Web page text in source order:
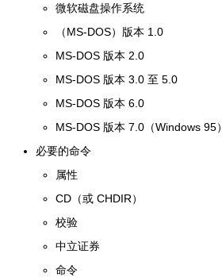
微软磁盘操作系统
（MS-DOS）版本 1.0
MS-DOS 版本 2.0
MS-DOS 版本 3.0 至 5.0
MS-DOS 版本 6.0
MS-DOS 版本 7.0（Windows 95）
必要的命令
属性
CD（或 CHDIR）
校验
中立证券
命令